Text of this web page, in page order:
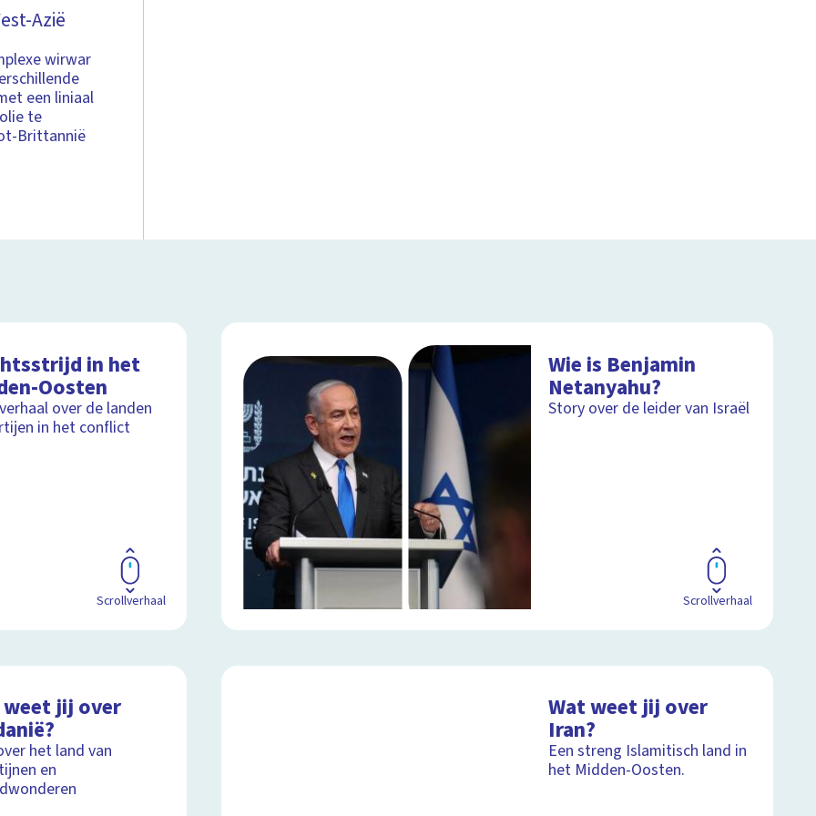
Azië
wirwar
een liniaal
te
Brittannië
in het
Oosten
over de landen
in het conflict
Scrollverhaal
Wie is Benjamin
Netanyahu?
Story over de leider van Israël
Scrollverhaal
jij over
het land van
en
Wat weet jij over
Iran?
Een streng Islamitisch land in
het Midden-Oosten.